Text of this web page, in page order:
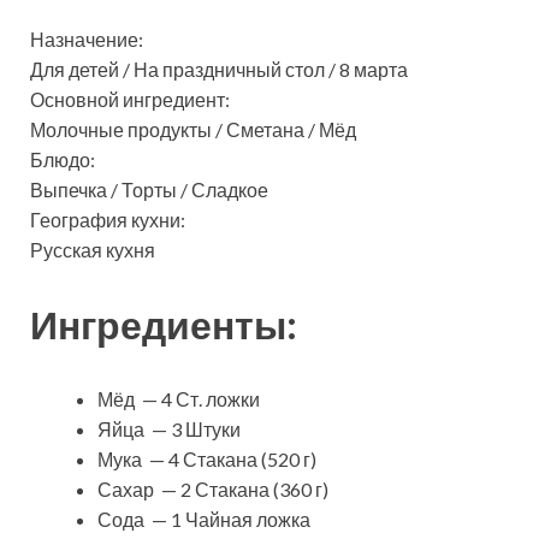
Назначение:
Для детей / На праздничный стол / 8 марта
Основной ингредиент:
Молочные продукты / Сметана / Мёд
Блюдо:
Выпечка / Торты / Сладкое
География кухни:
Русская кухня
Ингредиенты:
Мёд — 4 Ст. ложки
Яйца — 3 Штуки
Мука — 4 Стакана (520 г)
Сахар — 2 Стакана (360 г)
Сода — 1 Чайная ложка